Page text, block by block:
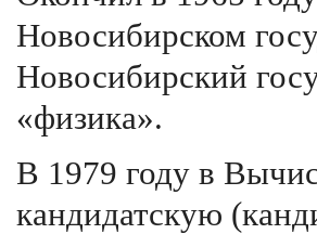
Новосибирском
Новосибирский
«физика».
В 1979 году в
кандидатскую